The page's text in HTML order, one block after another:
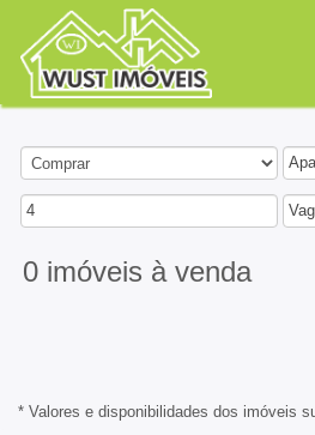
4
0 imóveis à venda
* Valores e disponibilidades dos imóveis